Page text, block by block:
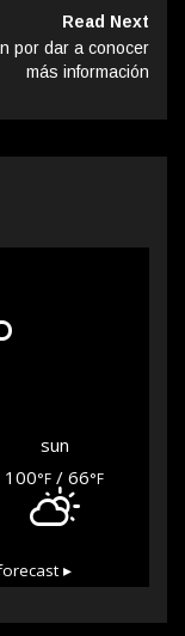
Read Next
por dar a conocer
más información
sun
100°F / 66°F
▸